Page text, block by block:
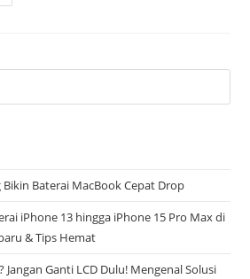
Bikin Baterai MacBook Cepat Drop
iPhone 13 hingga iPhone 15 Pro Max di
& Tips Hemat
Jangan Ganti LCD Dulu! Mengenal Solusi